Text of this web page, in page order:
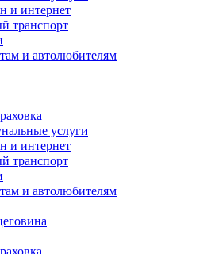
и интернет
транспорт
и автолюбителям
услуги
и интернет
транспорт
и автолюбителям